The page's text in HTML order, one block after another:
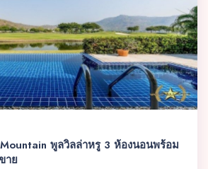
พูลวิลล่าหรู 3 ห้องนอนพร้อม
าย